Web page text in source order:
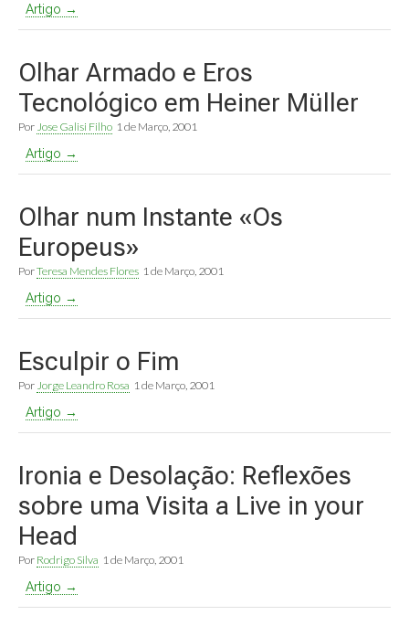
Artigo →
Olhar Armado e Eros
Tecnológico em Heiner Müller
Por Jose Galisi Filho 1 de Março, 2001
Artigo →
Olhar num Instante «Os
Europeus»
PorTeresa Mendes Flores 1 de Março, 2001
Artigo →
Esculpir o Fim
Por Jorge Leandro Rosa 1 de Março, 2001
Artigo →
Ironia e Desolação: Reflexões
sobre uma Visita a Live in your
Head
Por Rodrigo Silva 1 de Março, 2001
Artigo →